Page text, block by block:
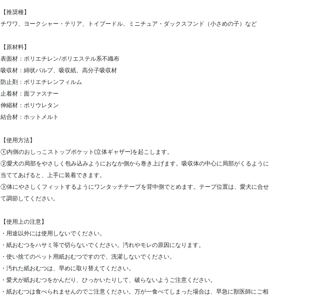
【推奨種】
チワワ、ヨークシャー・テリア、トイプードル、ミニチュア・ダックスフンド（小さめの子）など
【原材料】
表面材：ポリエチレン/ポリエステル系不織布
吸収材：綿状パルプ、吸収紙、高分子吸収材
防止剤：ポリエチレンフィルム
止着材：面ファスナー
伸縮材：ポリウレタン
結合材：ホットメルト
【使用方法】
①内側のおしっこストップポケット(立体ギャザー)を起こします。
②愛犬の局部をやさしく包み込みようにおなか側から巻き上げます。吸収体の中心に局部がくるように
当ててあげると、上手に装着できます。
③体にやさしくフィットするようにワンタッチテープを背中側でとめます。テープ位置は、愛犬に合せ
て調節してください。
【使用上の注意】
・用途以外には使用しないでください。
・紙おむつをハサミ等で切らないでください。汚れやモレの原因になります。
・使い捨てのペット用紙おむつですので、洗濯しないでください。
・汚れた紙おむつは、早めに取り替えてください。
・愛犬が紙おむつをかんだり、ひっかいたりして、破らないようご注意ください。
・紙おむつは食べられませんのでご注意ください。万が一食べてしまった場合は、早急に獣医師にご相